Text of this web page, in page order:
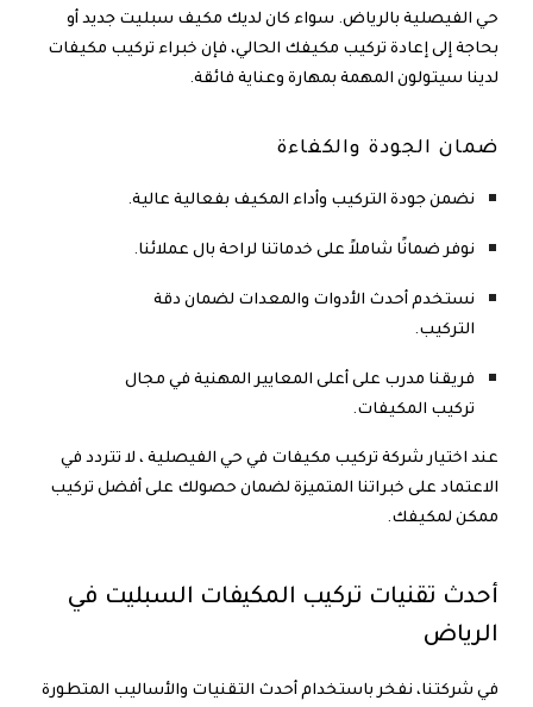
حي الفيصلية بالرياض. سواء كان لديك مكيف سبليت جديد أو
بحاجة إلى إعادة تركيب مكيفك الحالي، فإن خبراء تركيب مكيفات
لدينا سيتولون المهمة بمهارة وعناية فائقة.
ضمان الجودة والكفاءة
نضمن جودة التركيب وأداء المكيف بفعالية عالية.
نوفر ضمانًا شاملاً على خدماتنا لراحة بال عملائنا.
نستخدم أحدث الأدوات والمعدات لضمان دقة
التركيب.
فريقنا مدرب على أعلى المعايير المهنية في مجال
تركيب المكيفات.
عند اختيار شركة تركيب مكيفات في حي الفيصلية ، لا تتردد في
الاعتماد على خبراتنا المتميزة لضمان حصولك على أفضل تركيب
ممكن لمكيفك.
أحدث تقنيات تركيب المكيفات السبليت في
الرياض
في شركتنا، نفخر باستخدام أحدث التقنيات والأساليب المتطورة